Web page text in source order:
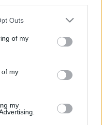
one or more Google
You may click to
its third-party tags to
in below Google
Outs
of my
of my
my
gyermekei
című japán
nähdä Titanicia
eseményekről.